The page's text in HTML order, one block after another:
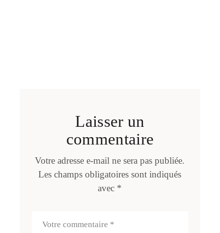
Laisser un
commentaire
Votre adresse e-mail ne sera pas publiée.
Les champs obligatoires sont indiqués
avec *